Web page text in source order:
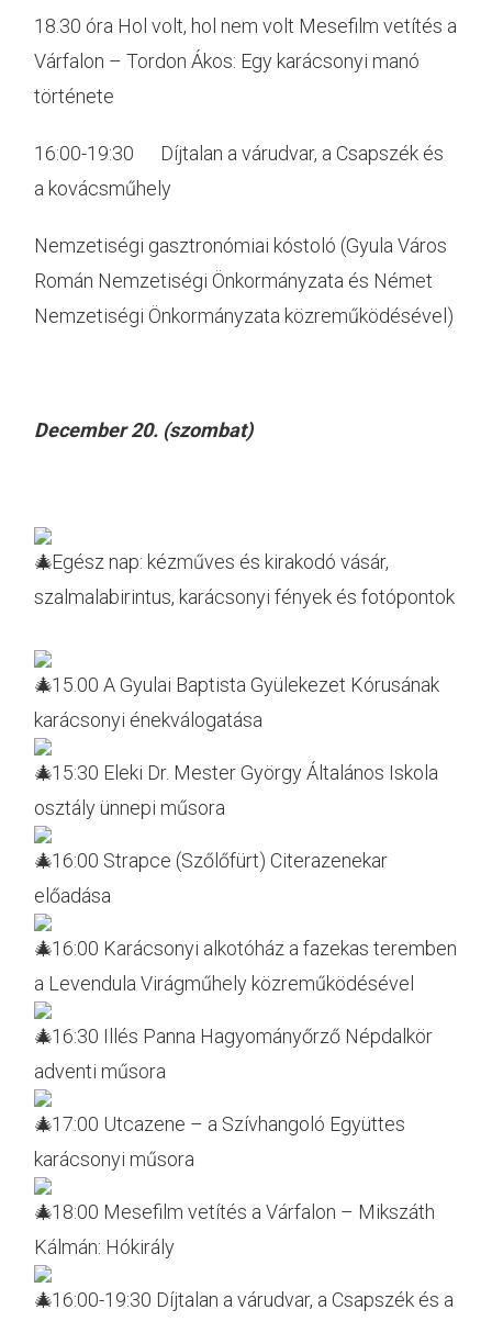
18.30 óra Hol volt, hol nem volt Mesefilm vetítés a
Várfalon – Tordon Ákos: Egy karácsonyi manó
története
16:00-19:30 Díjtalan a várudvar, a Csapszék és
a kovácsműhely
Nemzetiségi gasztronómiai kóstoló (Gyula Város
Román Nemzetiségi Önkormányzata és Német
Nemzetiségi Önkormányzata közreműködésével)
December 20. (szombat)
Egész nap: kézműves és kirakodó vásár,
szalmalabirintus, karácsonyi fények és fotópontok
15.00 A Gyulai Baptista Gyülekezet Kórusának
karácsonyi énekválogatása
15:30 Eleki Dr. Mester György Általános Iskola
osztály ünnepi műsora
16:00 Strapce (Szőlőfürt) Citerazenekar
előadása
16:00 Karácsonyi alkotóház a fazekas teremben
a Levendula Virágműhely közreműködésével
16:30 Illés Panna Hagyományőrző Népdalkör
adventi műsora
17:00 Utcazene – a Szívhangoló Együttes
karácsonyi műsora
18:00 Mesefilm vetítés a Várfalon – Mikszáth
Kálmán: Hókirály
16:00-19:30 Díjtalan a várudvar, a Csapszék és a